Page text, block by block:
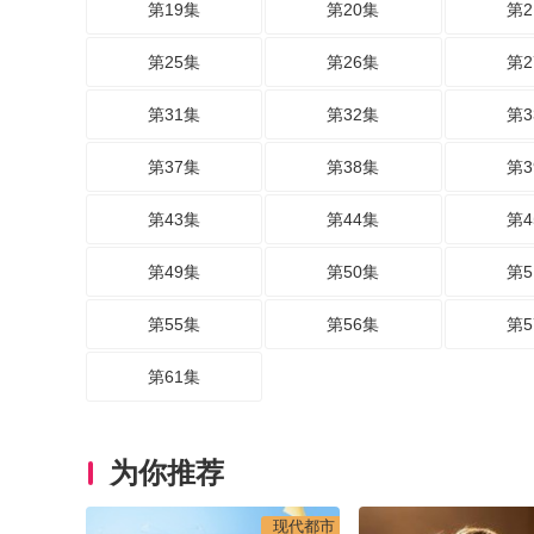
第19集 第20集 第
第25集 第26集 第
第31集 第32集 第
第37集 第38集 第
第43集 第44集 第
第49集 第50集 第
第55集 第56集 第
第61集
为你推荐
现代都市